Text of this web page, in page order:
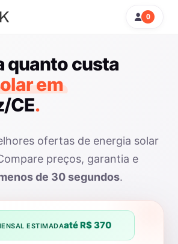
0
quanto custa
em
CE.
ofertas de energia solar
preços, garantia e
de 30 segundos.
ESTIMADAaté R$ 370